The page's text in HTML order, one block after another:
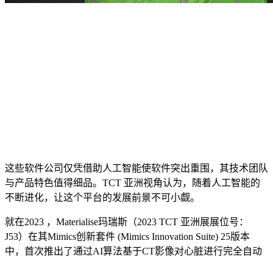
这些软件公司仅凭借助人工智能使软件突出重围，其技术团队
与产品特色值得细品。TCT 亚洲视角认为，随着人工智能的
不断进化，让这个平台的发展前景不可小觑。
就在2023 ，Materialise玛瑞斯（2023 TCT 亚洲展展位号：
J53）在其Mimics创新套件 (Mimics Innovation Suite) 25版本
中，首次推出了通过AI算法基于CT影像对心脏进行完全自动